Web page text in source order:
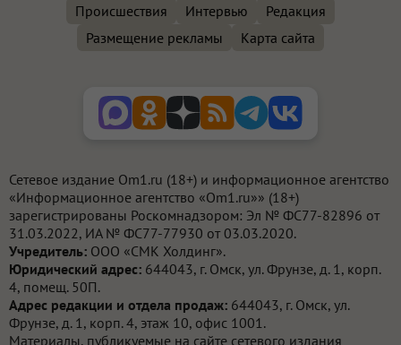
Происшествия
Интервью
Редакция
Размещение рекламы
Карта сайта
Сетевое издание Om1.ru (18+) и информационное агентство
«Информационное агентство «Om1.ru»» (18+)
зарегистрированы Роскомнадзором: Эл № ФС77-82896 от
31.03.2022, ИА № ФС77-77930 от 03.03.2020.
Учредитель: ООО «СМК Холдинг».
Юридический адрес: 644043, г. Омск, ул. Фрунзе, д. 1, корп.
4, помещ. 50П.
Адрес редакции и отдела продаж: 644043, г. Омск, ул.
Фрунзе, д. 1, корп. 4, этаж 10, офис 1001.
Материалы, публикуемые на сайте сетевого издания